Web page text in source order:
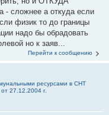
- сложнее а откуда если
физик то до границы
надо бы обрадовать
но к заяв...
Перейти к сообщению
ресурсами в СНТ
27.12.2004 г.